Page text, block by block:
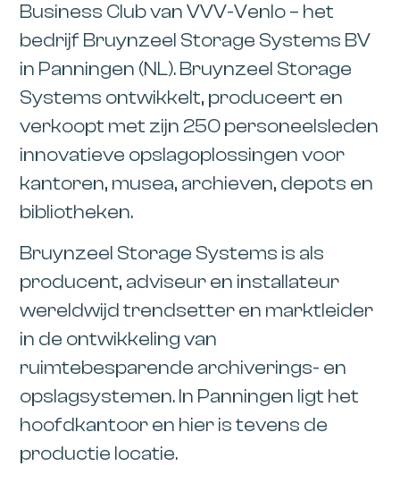
Business Club van VVV-Venlo – het
bedrijf Bruynzeel Storage Systems BV
in Panningen (NL). Bruynzeel Storage
Systems ontwikkelt, produceert en
verkoopt met zijn 250 personeelsleden
innovatieve opslagoplossingen voor
kantoren, musea, archieven, depots en
bibliotheken.
Bruynzeel Storage Systems is als
producent, adviseur en installateur
wereldwijd trendsetter en marktleider
in de ontwikkeling van
ruimtebesparende archiverings- en
opslagsystemen. In Panningen ligt het
hoofdkantoor en hier is tevens de
productie locatie.